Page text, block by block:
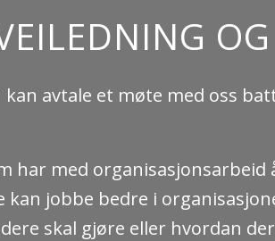
kan avtale et møte med oss
har med
jobbe bedre i
skal gjøre eller hvordan